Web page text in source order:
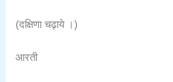
(दक्षिणा चढ़ाये ।)
आरती